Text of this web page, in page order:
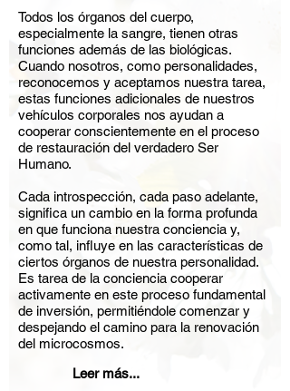
Todos los órganos del cuerpo,
especialmente la sangre, tienen otras
funciones además de las biológicas.
Cuando nosotros, como personalidades,
reconocemos y aceptamos nuestra tarea,
estas funciones adicionales de nuestros
vehículos corporales nos ayudan a
cooperar conscientemente en el proceso
de restauración del verdadero Ser
Humano.
Cada introspección, cada paso adelante,
significa un cambio en la forma profunda
en que funciona nuestra conciencia y,
como tal, influye en las características de
ciertos órganos de nuestra personalidad.
Es tarea de la conciencia cooperar
activamente en este proceso fundamental
de inversión, permitiéndole comenzar y
despejando el camino para la renovación
del microcosmos.
Leer más...